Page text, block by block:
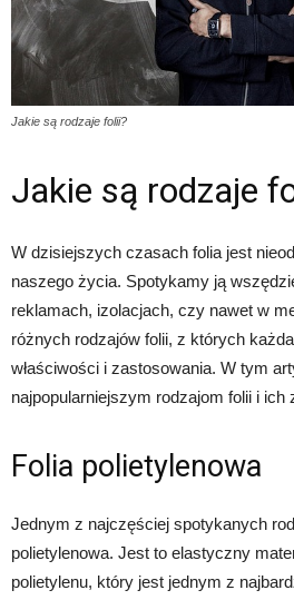
Jakie są rodzaje folii?
Jakie są rodzaje
W dzisiejszych czasach folia jest
naszego życia. Spotykamy ją
reklamach, izolacjach, czy nawet w
różnych rodzajów folii, z których
właściwości i zastosowania. W tym
najpopularniejszym rodzajom folii i ich
Folia polietylenowa
Jednym z najczęściej spotykanych
polietylenowa. Jest to elastyczny
polietylenu, który jest jednym z